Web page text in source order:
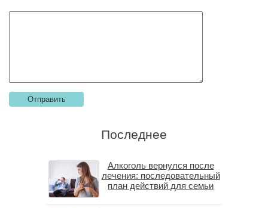
Последнее
Алкоголь вернулся после
лечения: последовательный
план действий для семьи